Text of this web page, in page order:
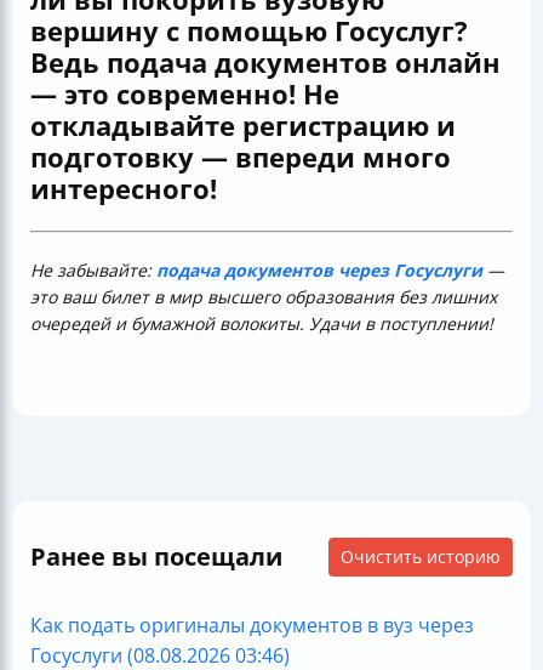
вершину с помощью Госуслуг?
Ведь подача документов онлайн
— это современно! Не
откладывайте регистрацию и
подготовку — впереди много
интересного!
Не забывайте: подача документов через Госуслуги—
это ваш билет в мир высшего образования без лишних
очередей и бумажной волокиты. Удачи в поступлении!
Ранее вы посещали Очистить историю
Как подать оригиналы документов в вуз через
Госуслуги (08.08.2026 03:46)